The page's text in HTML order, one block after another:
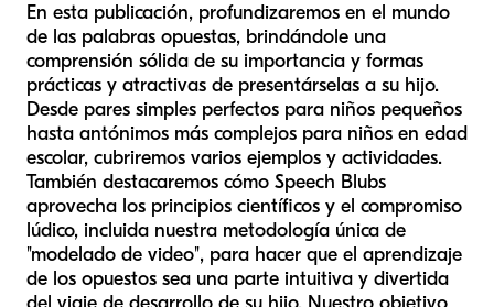
En esta publicación, profundizaremos en el mundo
de las palabras opuestas, brindándole una
comprensión sólida de su importancia y formas
prácticas y atractivas de presentárselas a su hijo.
Desde pares simples perfectos para niños pequeños
hasta antónimos más complejos para niños en edad
escolar, cubriremos varios ejemplos y actividades.
También destacaremos cómo Speech Blubs
aprovecha los principios científicos y el compromiso
lúdico, incluida nuestra metodología única de
"modelado de video", para hacer que el aprendizaje
de los opuestos sea una parte intuitiva y divertida